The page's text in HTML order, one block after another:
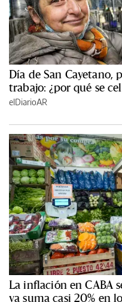
Día de San Cayetano,
trabajo: ¿por qué se
elDiarioAR
La inflación en CABA
ya suma casi 20% en